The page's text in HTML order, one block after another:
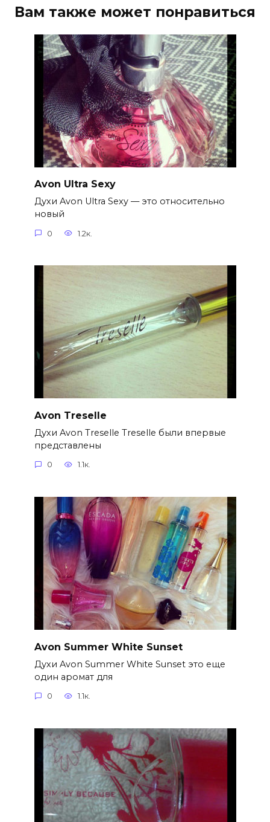
Вам также может понравиться
Avon Ultra Sexy
Духи Avon Ultra Sexy — это относительно
новый
0 1.2к.
Avon Treselle
Духи Avon Treselle Treselle были впервые
представлены
0 1.1к.
Avon Summer White Sunset
Духи Avon Summer White Sunset это еще
один аромат для
0 1.1к.